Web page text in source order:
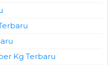
Kg Terbaru